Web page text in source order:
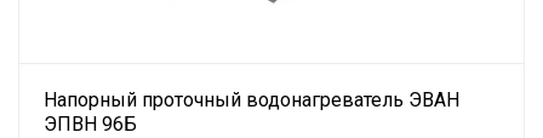
Напорный проточный водонагреватель ЭВАН
ЭПВН 96Б